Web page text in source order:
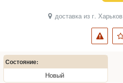
доставка из г. Харьков
Состояние:
Новый